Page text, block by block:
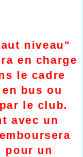
niveau"
en charge
le cadre
bus ou
le club.
avec un
pour un